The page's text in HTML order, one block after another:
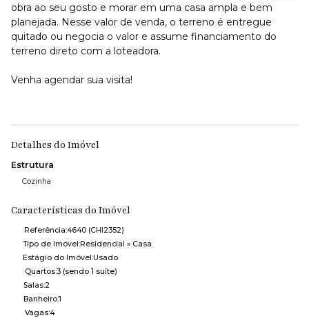
obra ao seu gosto e morar em uma casa ampla e bem
planejada. Nesse valor de venda, o terreno é entregue
quitado ou negocia o valor e assume financiamento do
terreno direto com a loteadora.
Venha agendar sua visita!
Detalhes do Imóvel
Estrutura
Cozinha
Características do Imóvel
Referência:4640 (CHI2352)
Tipo de Imóvel:Residencial » Casa
Estágio do Imóvel:Usado
Quartos:3 (sendo 1 suíte)
Salas:2
Banheiro:1
Vagas:4